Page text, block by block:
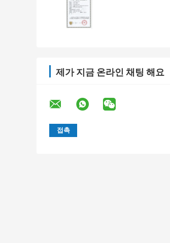
제가 지금 온라인 채팅 해요